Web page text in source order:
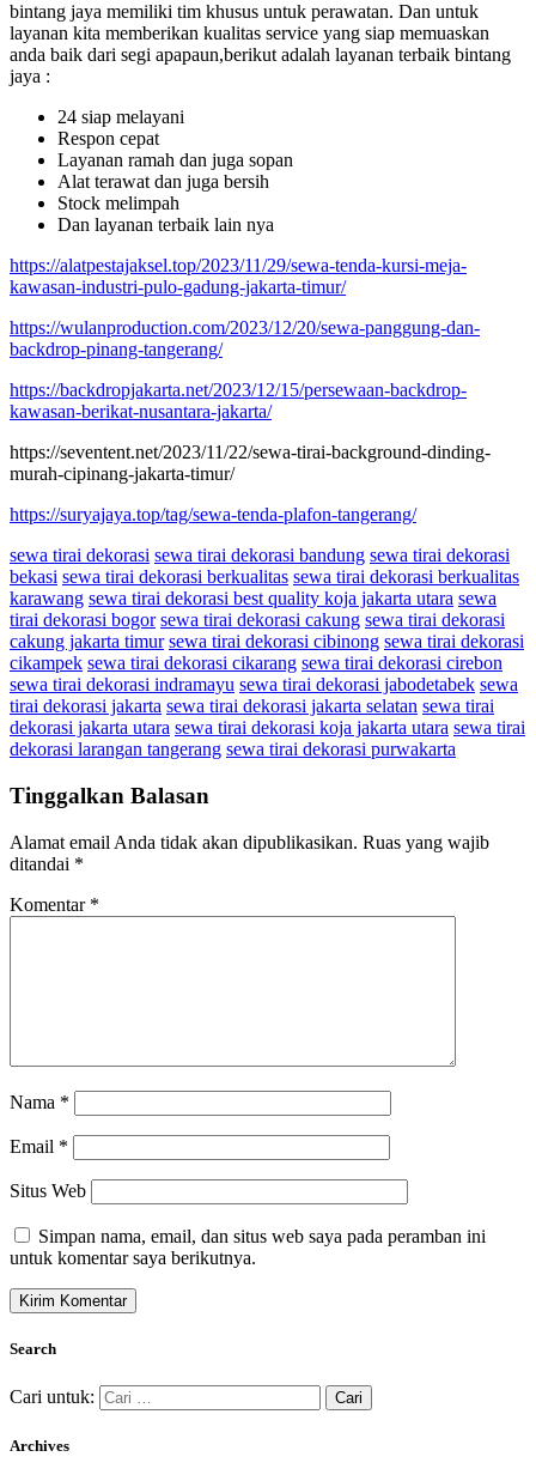
bintang jaya memiliki tim khusus untuk perawatan. Dan untuk
layanan kita memberikan kualitas service yang siap memuaskan
anda baik dari segi apapaun,berikut adalah layanan terbaik bintang
jaya :
24 siap melayani
Respon cepat
Layanan ramah dan juga sopan
Alat terawat dan juga bersih
Stock melimpah
Dan layanan terbaik lain nya
https://alatpestajaksel.top/2023/11/29/sewa-tenda-kursi-meja-
kawasan-industri-pulo-gadung-jakarta-timur/
https://wulanproduction.com/2023/12/20/sewa-panggung-dan-
backdrop-pinang-tangerang/
https://backdropjakarta.net/2023/12/15/persewaan-backdrop-
kawasan-berikat-nusantara-jakarta/
https://seventent.net/2023/11/22/sewa-tirai-background-dinding-
murah-cipinang-jakarta-timur/
https://suryajaya.top/tag/sewa-tenda-plafon-tangerang/
sewa tirai dekorasi sewa tirai dekorasi bandung sewa tirai dekorasi
bekasi sewa tirai dekorasi berkualitas sewa tirai dekorasi berkualitas
karawang sewa tirai dekorasi best quality koja jakarta utara sewa
tirai dekorasi bogor sewa tirai dekorasi cakung sewa tirai dekorasi
cakung jakarta timur sewa tirai dekorasi cibinong sewa tirai dekorasi
cikampek sewa tirai dekorasi cikarang sewa tirai dekorasi cirebon
sewa tirai dekorasi indramayu sewa tirai dekorasi jabodetabek sewa
tirai dekorasi jakarta sewa tirai dekorasi jakarta selatan sewa tirai
dekorasi jakarta utara sewa tirai dekorasi koja jakarta utara sewa tirai
dekorasi larangan tangerang sewa tirai dekorasi purwakarta
Tinggalkan Balasan
Alamat email Anda tidak akan dipublikasikan. Ruas yang wajib
ditandai *
Komentar *
Nama *
Email *
Situs Web
Simpan nama, email, dan situs web saya pada peramban ini
untuk komentar saya berikutnya.
Search
Cari untuk:
Archives